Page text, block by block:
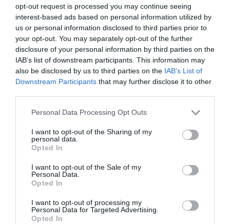
opt-out request is processed you may continue seeing
interest-based ads based on personal information utilized by
us or personal information disclosed to third parties prior to
your opt-out. You may separately opt-out of the further
disclosure of your personal information by third parties on the
IAB’s list of downstream participants. This information may
also be disclosed by us to third parties on the IAB’s List of
Downstream Participants that may further disclose it to other
Personal Data Processing Opt Outs
I want to opt-out of the Sharing of my
personal data.
Opted In
I want to opt-out of the Sale of my
Personal Data.
Opted In
I want to opt-out of processing my
Personal Data for Targeted Advertising.
Opted In
7-0 Raquel Santos
23'
1ªP
8-0 Raquel Santos
24'
1ªP
entra Sara Almeida ®
1 - Lili Buchoux ®
2 - Marlene Sousa
23 - Sofia Moncóvio
44 - Inês Severino
Início
99 - Sara Almeida ®
22 - Rita Antunes